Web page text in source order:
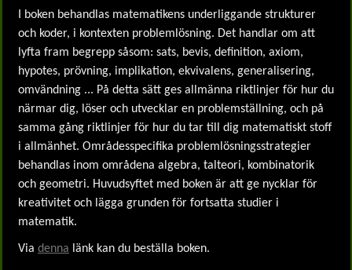
I boken behandlas matematikens underliggande strukturer
och koder, i kontexten problemlösning. Det handlar om att
lyfta fram begrepp såsom: sats, bevis, definition, axiom,
hypotes, prövning, implikation, ekvivalens, generalisering,
omvändning ... På detta sätt ges allmänna riktlinjer för hur du
närmar dig, löser och utvecklar en problemställning, och på
samma gång riktlinjer för hur du tar till dig matematiskt stoff
i allmänhet. Områdesspecifika problemlösningsstrategier
behandlas inom områdena algebra, talteori, kombinatorik
och geometri. Huvudsyftet med boken är att ge nycklar för
kreativitet och lägga grunden för fortsatta studier i
matematik.
Via denna länk kan du beställa boken.